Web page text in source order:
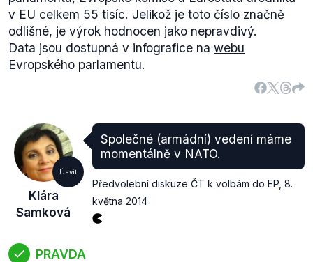
v EU celkem 55 tisíc. Jelikož je toto číslo značně
odlišné, je výrok hodnocen jako nepravdivý.
Data jsou dostupná v infografice na webu
Evropského parlamentu.
Úsvit
Klára
Samková
Společné (armádní) vedení máme
momentálně v NATO.
Předvolební diskuze ČT k volbám do EP 8.
května 2014
PRAVDA